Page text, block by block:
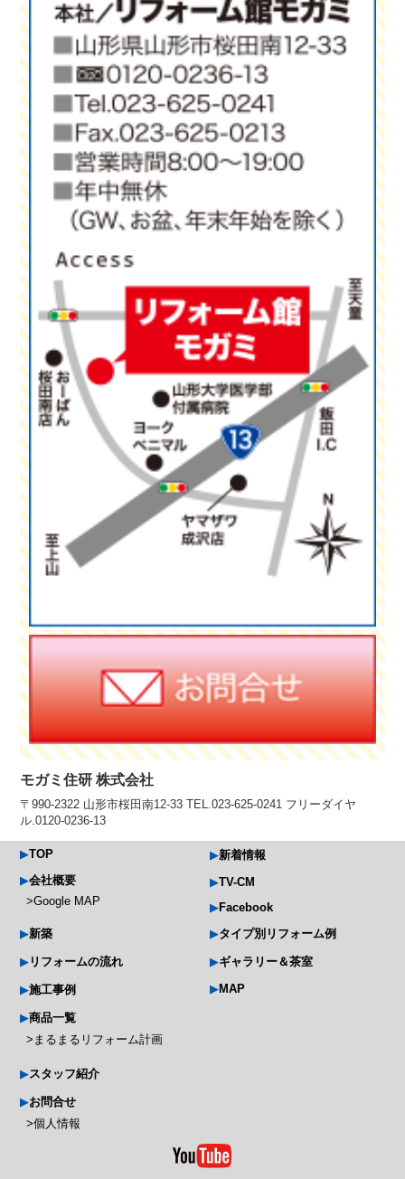
モガミ住研 株式会社
〒990-2322 山形市桜田南12-33 TEL.023-625-0241 フリーダイヤ
ル.0120-0236-13
TOP
会社概要
Google MAP
新築
リフォームの流れ
施工事例
商品一覧
まるまるリフォーム計画
スタッフ紹介
お問合せ
個人情報
新着情報
TV-CM
Facebook
タイプ別リフォーム例
ギャラリー＆茶室
MAP